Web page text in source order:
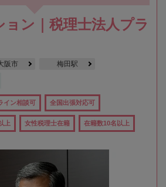
ョン｜税理士法人プラ
阪市 梅田駅
イン相談可 全国出張対応可
上 女性税理士在籍 在籍数10名以上